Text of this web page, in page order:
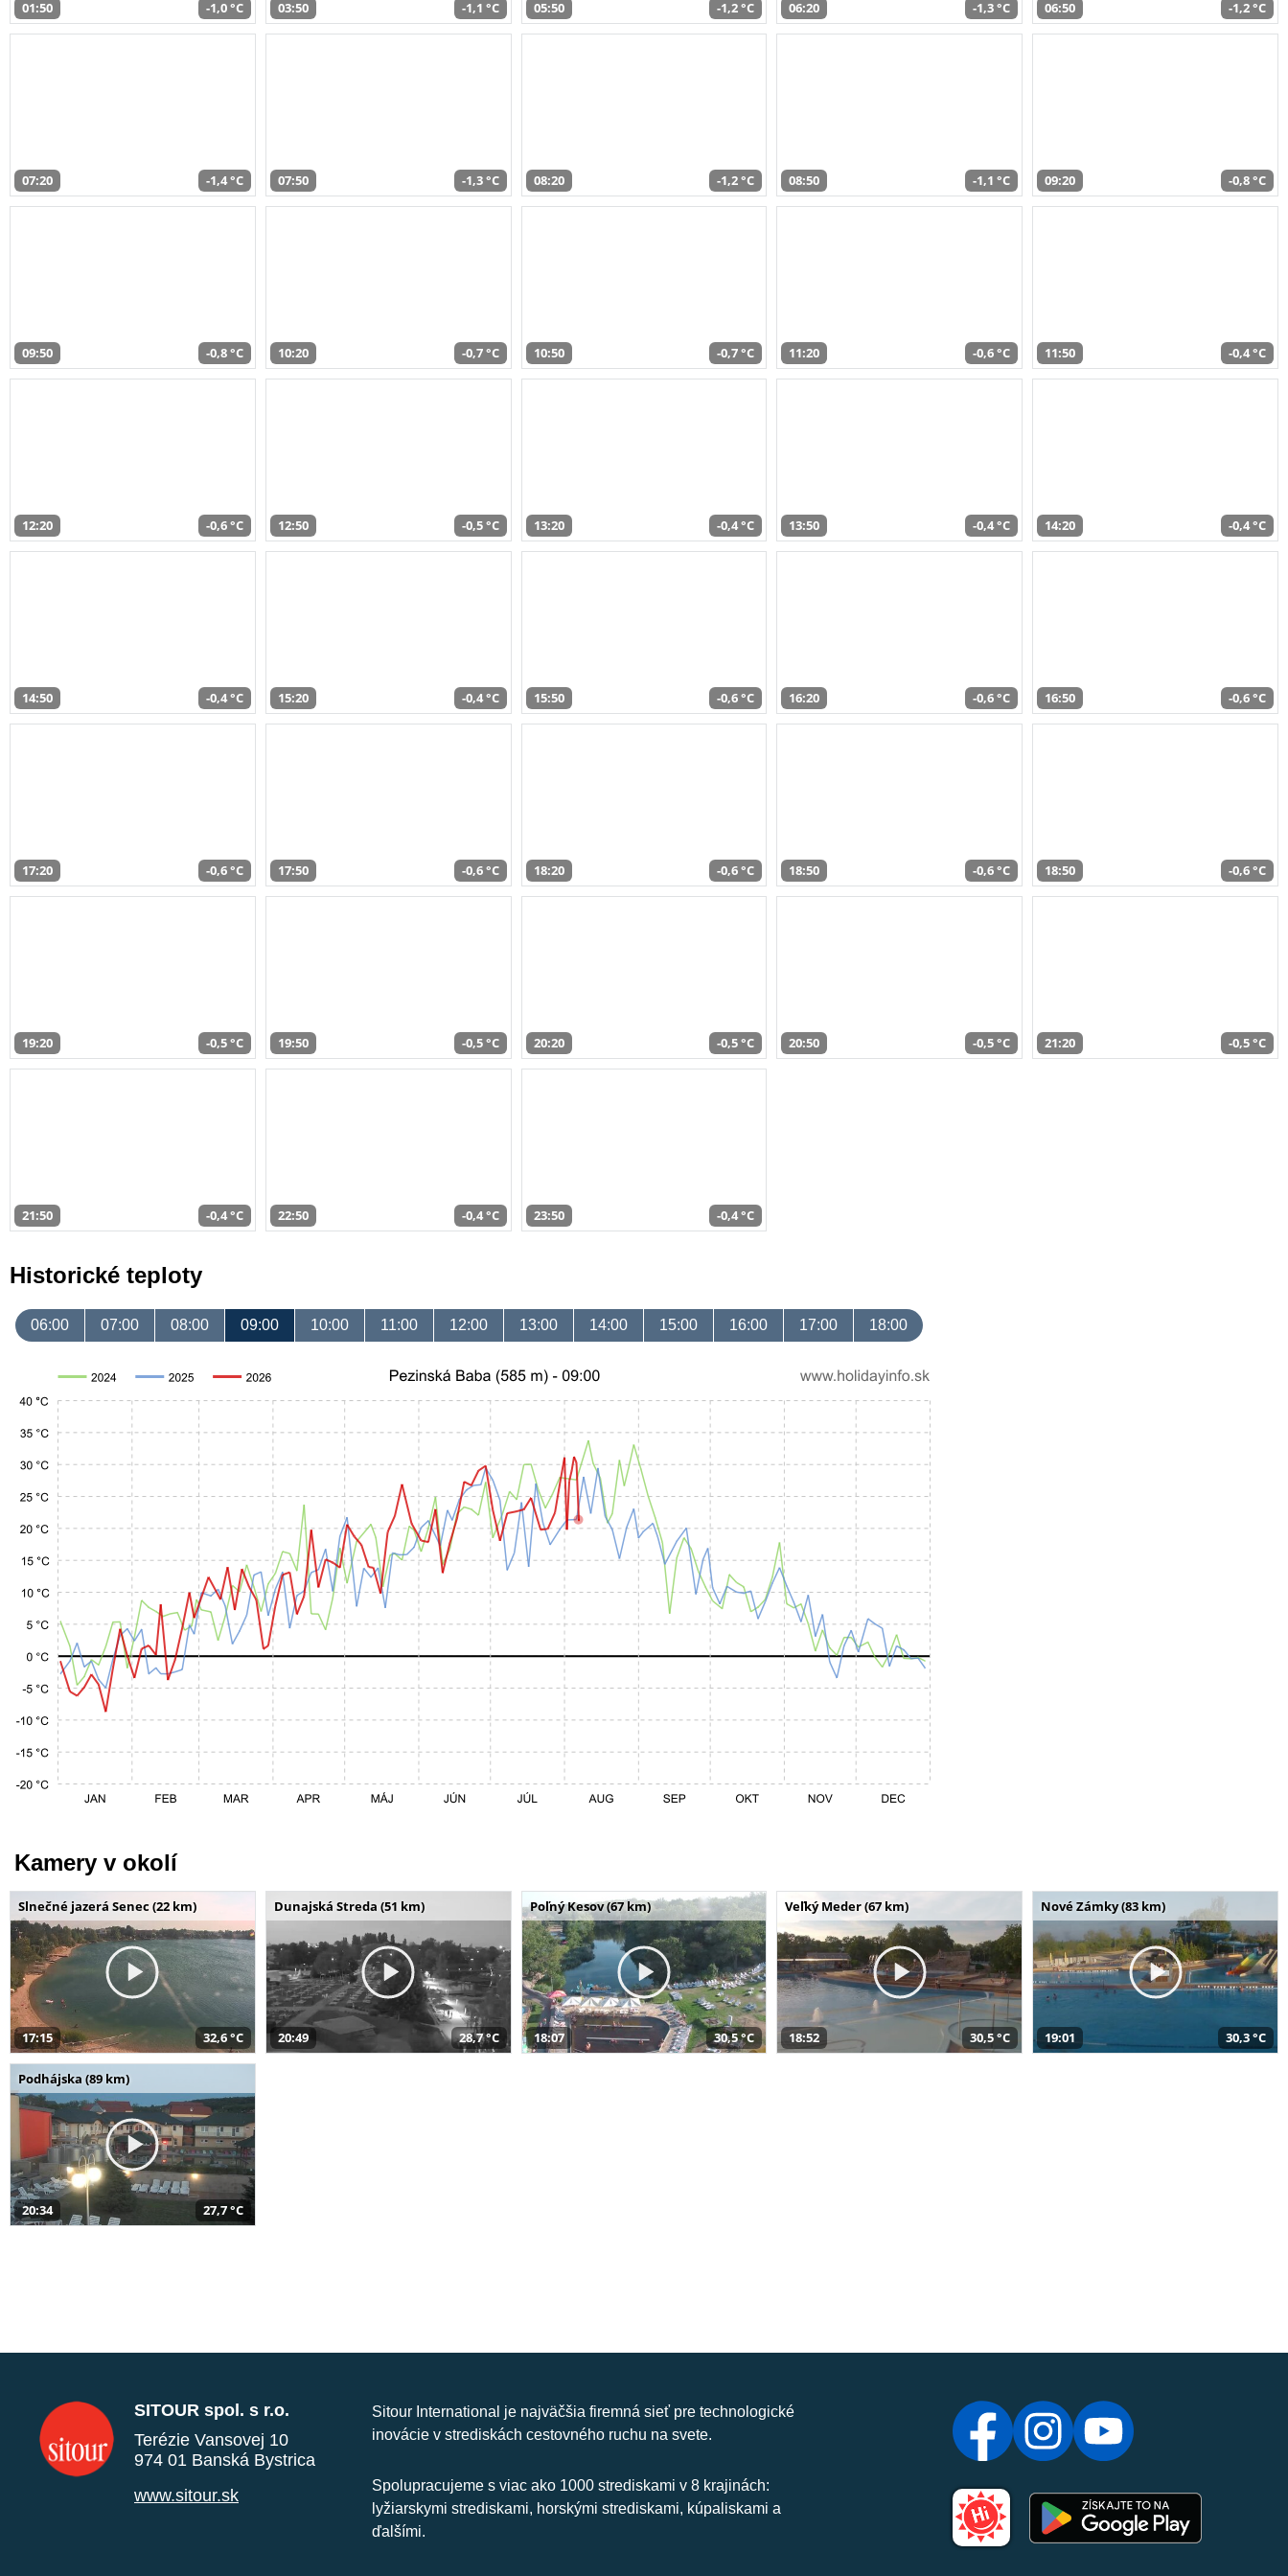
01:50 -1,0 °C 03:50 -1,1 °C 05:50 -1,2 °C 06:20 -1,3 °C 06:50 -1,2 °C
07:20 -1,4 °C 07:50 -1,3 °C 08:20 -1,2 °C 08:50 -1,1 °C 09:20 -0,8 °C
09:50 -0,8 °C 10:20 -0,7 °C 10:50 -0,7 °C 11:20 -0,6 °C 11:50 -0,4 °C
12:20 -0,6 °C 12:50 -0,5 °C 13:20 -0,4 °C 13:50 -0,4 °C 14:20 -0,4 °C
14:50 -0,4 °C 15:20 -0,4 °C 15:50 -0,6 °C 16:20 -0,6 °C 16:50 -0,6 °C
17:20 -0,6 °C 17:50 -0,6 °C 18:20 -0,6 °C 18:50 -0,6 °C 18:50 -0,6 °C
19:20 -0,5 °C 19:50 -0,5 °C 20:20 -0,5 °C 20:50 -0,5 °C 21:20 -0,5 °C
21:50 -0,4 °C 22:50 -0,4 °C 23:50 -0,4 °C
Historické teploty
06:00 07:00 08:00 09:00 10:00 11:00 12:00 13:00 14:00 15:00 16:00 17:00 18:00
Kamery v okolí
Slnečné jazerá Senec (22 km)
17:15 32,6 °C
Dunajská Streda (51 km)
20:49 28,7 °C
Poľný Kesov (67 km)
18:07 30,5 °C
Veľký Meder (67 km)
18:52 30,5 °C
Nové Zámky (83 km)
19:01 30,3 °C
Podhájska (89 km)
20:34 27,7 °C
SITOUR spol. s r.o.
Terézie Vansovej 10
974 01 Banská Bystrica
www.sitour.sk
Sitour International je najväčšia firemná sieť pre technologické
inovácie v strediskách cestovného ruchu na svete.
Spolupracujeme s viac ako 1000 strediskami v 8 krajinách:
lyžiarskymi strediskami, horskými strediskami, kúpaliskami a
ďalšími.